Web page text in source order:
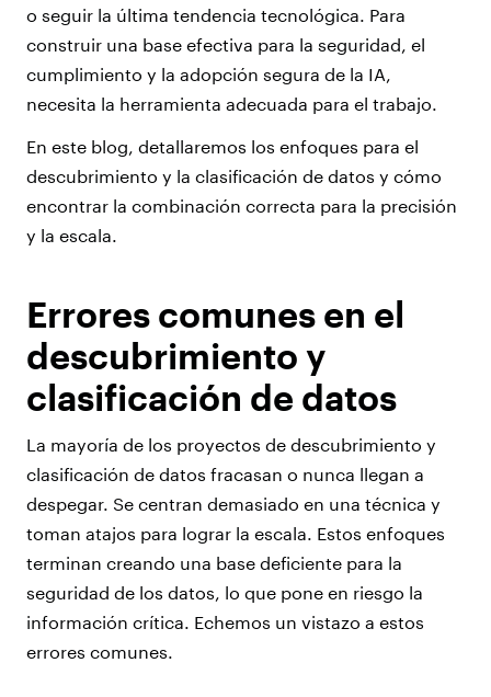
o seguir la última tendencia tecnológica. Para
construir una base efectiva para la seguridad, el
cumplimiento y la adopción segura de la IA,
necesita la herramienta adecuada para el trabajo.
En este blog, detallaremos los enfoques para el
descubrimiento y la clasificación de datos y cómo
encontrar la combinación correcta para la precisión
y la escala.
Errores comunes en el
descubrimiento y
clasificación de datos
La mayoría de los proyectos de descubrimiento y
clasificación de datos fracasan o nunca llegan a
despegar. Se centran demasiado en una técnica y
toman atajos para lograr la escala. Estos enfoques
terminan creando una base deficiente para la
seguridad de los datos, lo que pone en riesgo la
información crítica. Echemos un vistazo a estos
errores comunes.